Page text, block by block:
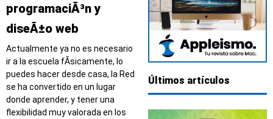
programaciÃ³n y
diseÃ±o web
Actualmente ya no es necesario
ir a la escuela fÃ­sicamente, lo
puedes hacer desde casa, la Red
se ha convertido en un lugar
donde aprender, y tener una
flexibilidad muy valorada en los
Últimos artículos